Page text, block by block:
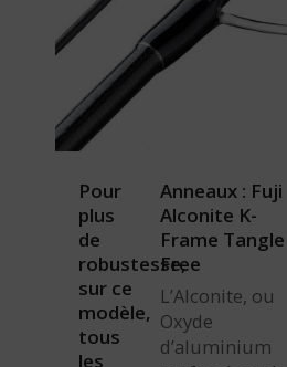
Pour
plus
de
robustesse,
sur ce
modèle,
tous
les
Anneaux : Fuji
Alconite K-
Frame Tangle
Free
L’Alconite, ou
Oxyde
d’aluminium